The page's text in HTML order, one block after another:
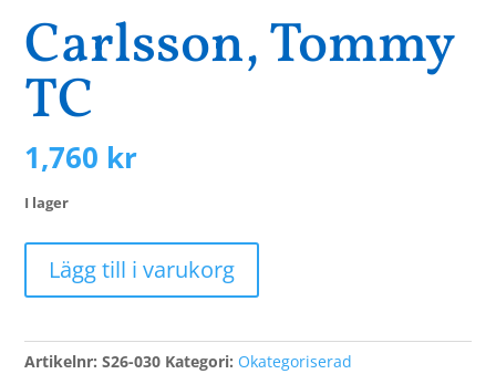
Carlsson, Tommy
TC
1,760 kr
I lager
Tommy
Lägg till i varukorg
Artikelnr:S26-030 Kategori: Okategoriserad